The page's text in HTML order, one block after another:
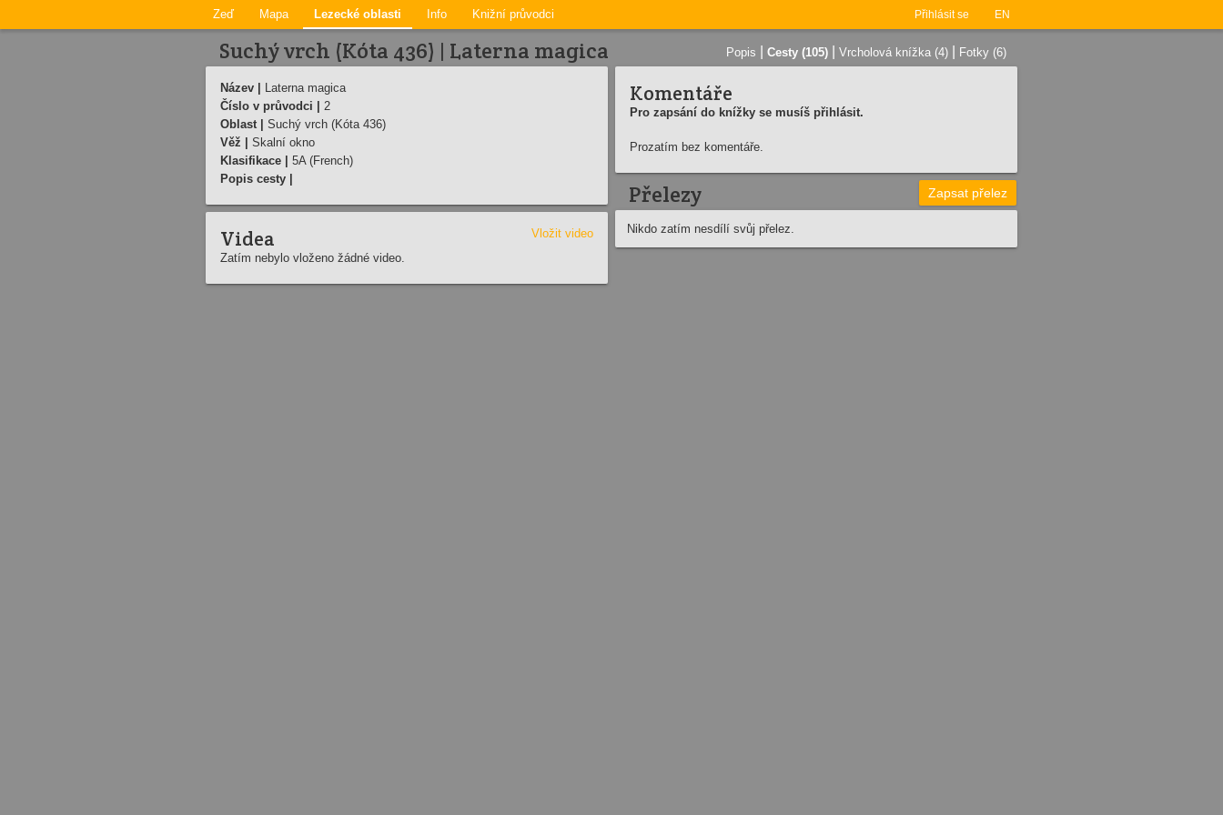
Přihlásit se EN
Zeď Mapa Lezecké oblasti Info Knižní průvodci
Suchý vrch (Kóta 436) | Laterna magica Popis Cesty (105) Vrcholová knížka (4) Fotky (6)
Název |
Laterna magica
Číslo v průvodci |
2
Oblast |
Suchý vrch (Kóta 436)
Věž |
Skalní­ okno
Klasifikace |
5A (French)
Popis cesty |
Videa
Vložit video
Zatím nebylo vloženo žádné video.
Komentáře
Pro zapsání do knížky se musíš přihlásit.
Prozatím bez komentáře.
Přelezy Zapsat přelez
Nikdo zatím nesdílí svůj přelez.